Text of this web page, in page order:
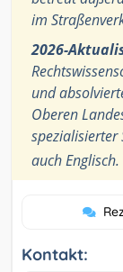
im
2026-
und
Oberen
spezialisierter
auch Englisch.
Kontakt: